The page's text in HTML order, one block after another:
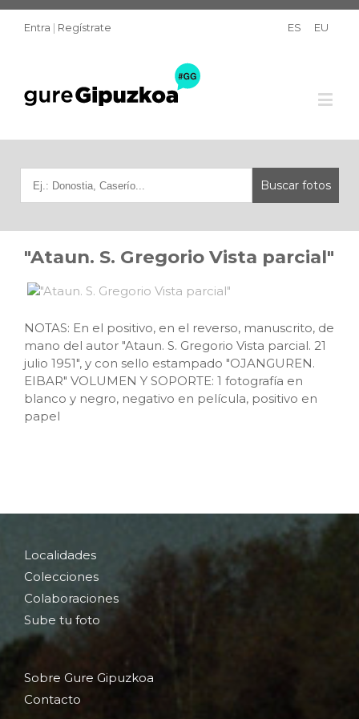
Entra | Regístrate ES EU
"Ataun. S. Gregorio Vista parcial"
NOTAS: En el positivo, en el reverso, manuscrito, de
mano del autor "Ataun. S. Gregorio Vista parcial. 21
julio 1951", y con sello estampado "OJANGUREN.
EIBAR" VOLUMEN Y SOPORTE: 1 fotografía en
blanco y negro, negativo en película, positivo en
papel
Localidades
Colecciones
Colaboraciones
Sube tu foto
Sobre Gure Gipuzkoa
Contacto